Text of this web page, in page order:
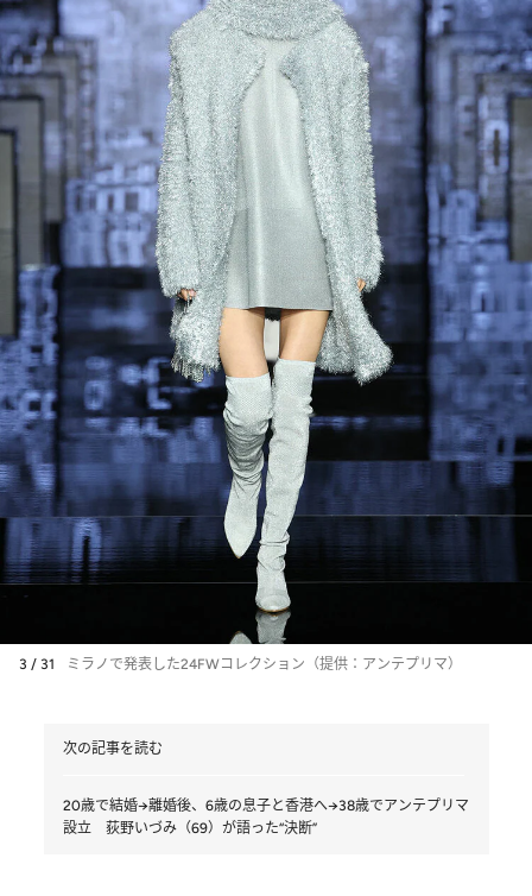
3 / 31 ミラノで発表した24FWコレクション（提供：アンテプリマ）
次の記事を読む
20歳で結婚→離婚後、6歳の息子と香港へ→38歳でアンテプリマ
設立 荻野いづみ（69）が語った“決断”